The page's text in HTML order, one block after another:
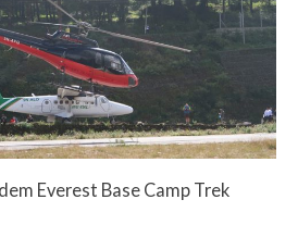
Everest Base Camp Trek